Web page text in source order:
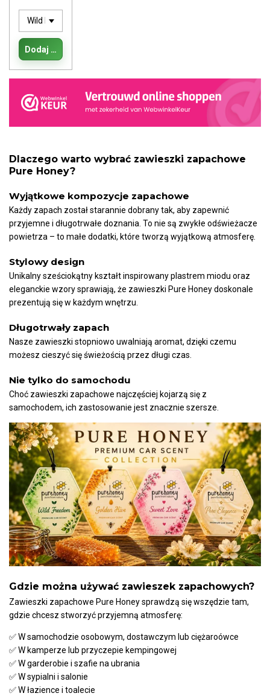
Dodaj do koszyka
Dlaczego warto wybrać zawieszki zapachowe
Pure Honey?
Wyjątkowe kompozycje zapachowe
Każdy zapach został starannie dobrany tak, aby zapewnić
przyjemne i długotrwałe doznania. To nie są zwykłe odświeżacze
powietrza – to małe dodatki, które tworzą wyjątkową atmosferę.
Stylowy design
Unikalny sześciokątny kształt inspirowany plastrem miodu oraz
eleganckie wzory sprawiają, że zawieszki Pure Honey doskonale
prezentują się w każdym wnętrzu.
Długotrwały zapach
Nasze zawieszki stopniowo uwalniają aromat, dzięki czemu
możesz cieszyć się świeżością przez długi czas.
Nie tylko do samochodu
Choć zawieszki zapachowe najczęściej kojarzą się z
samochodem, ich zastosowanie jest znacznie szersze.
Gdzie można używać zawieszek zapachowych?
Zawieszki zapachowe Pure Honey sprawdzą się wszędzie tam,
gdzie chcesz stworzyć przyjemną atmosferę:
✅W samochodzie osobowym, dostawczym lub ciężaroówce
✅W kamperze lub przyczepie kempingowej
✅W garderobie i szafie na ubrania
✅ W sypialni i salonie
✅W łazience i toalecie